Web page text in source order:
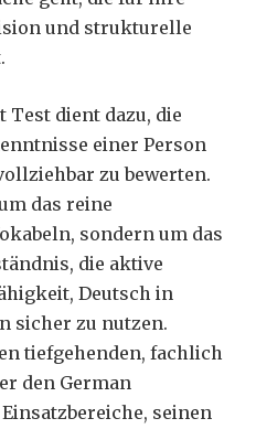
und strukturelle
Test dient dazu, die
einer Person
zu bewerten.
das reine
sondern um das
die aktive
Deutsch in
sicher zu nutzen.
tiefgehenden, fachlich
den German
seinen